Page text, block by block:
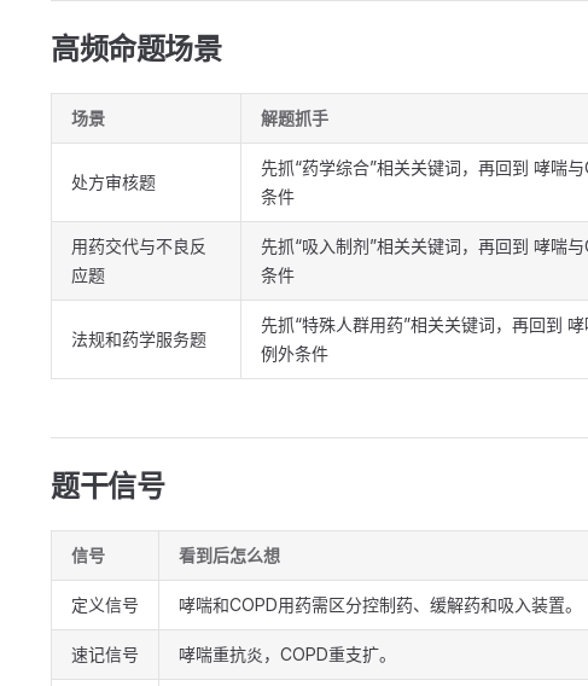
高频命题场景
场景 解题抓手
处方审核题
先抓“药学综合”相关关键词，再回到 哮喘
条件
用药交代与不良反
应题
先抓“吸入制剂”相关关键词，再回到 哮喘
条件
法规和药学服务题
先抓“特殊人群用药”相关关键词，再回到
例外条件
题干信号
信号 看到后怎么想
定义信号 哮喘和COPD用药需区分控制药、缓解药和吸入装置。
速记信号 哮喘重抗炎，COPD重支扩。